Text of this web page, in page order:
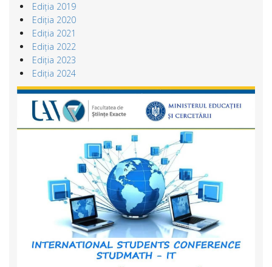
Ediția 2019
Ediția 2020
Ediția 2021
Ediția 2022
Ediția 2023
Ediția 2024